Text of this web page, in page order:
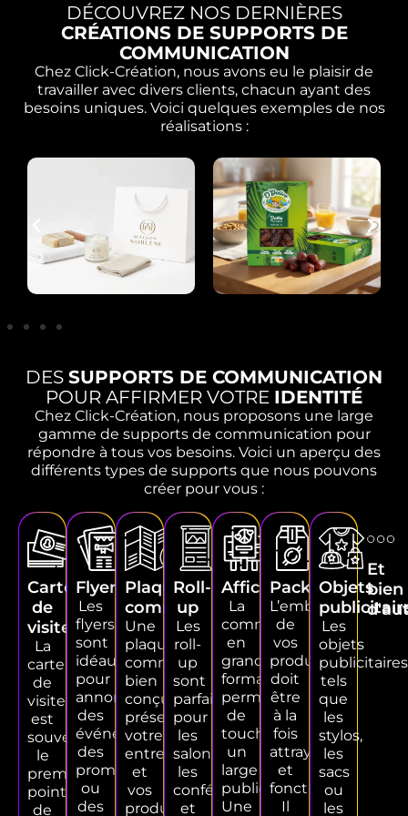
DÉCOUVREZ NOS DERNIÈRES
CRÉATIONS DE SUPPORTS DE
COMMUNICATION
Chez Click-Création, nous avons eu le plaisir de
travailler avec divers clients, chacun ayant des
besoins uniques. Voici quelques exemples de nos
réalisations :
DES SUPPORTS DE COMMUNICATION
POUR AFFIRMER VOTRE IDENTITÉ
Chez Click-Création, nous proposons une large
gamme de supports de communication pour
répondre à tous vos besoins. Voici un aperçu des
différents types de supports que nous pouvons
créer pour vous :
Carte
de
visite
La
carte
de
visite
est
souvent
le
premier
point
de
Flyers
Les
flyers
sont
idéaux
pour
annoncer
des
événements,
des
promotions
ou
des
Plaquettes
commerciales
Une
plaquette
commerciale
bien
conçue
présente
votre
entreprise
et
vos
produits
Roll-
up
Les
roll-
up
sont
parfaits
pour
les
salons,
les
conférences
et
Affiches
La
communication
en
grand
format
permet
de
toucher
un
large
public.
Une
Packaging
L’emballage
de
vos
produits
doit
être
à la
fois
attrayant
et
fonctionnel.
Il
Objets
Les
objets
tels
que
les
stylos,
les
sacs
ou
les
Et
bien